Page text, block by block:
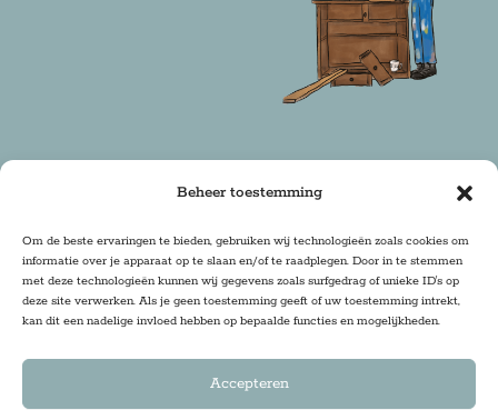
Beheer toestemming
Om de beste ervaringen te bieden, gebruiken wij technologieën zoals cookies om
informatie over je apparaat op te slaan en/of te raadplegen. Door in te stemmen
met deze technologieën kunnen wij gegevens zoals surfgedrag of unieke ID's op
deze site verwerken. Als je geen toestemming geeft of uw toestemming intrekt,
kan dit een nadelige invloed hebben op bepaalde functies en mogelijkheden.
Accepteren
Copyright 2025 Firma Zoethout | Design & Realisatie:
DRwebdesign